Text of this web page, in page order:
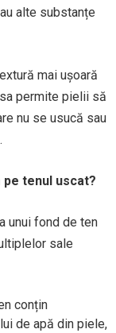
alte substanțe
mai ușoară
permite pielii să
nu se usucă sau
tenul uscat?
unui fond de ten
sale
conțin
de apă din piele,